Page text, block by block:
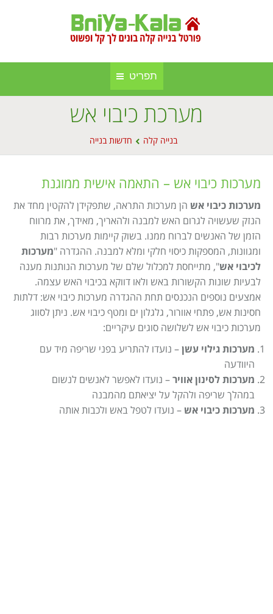
תפריט
בניה קלה
בנייה באלומיניום
בנייה בעץ
גינה וחוץ
מאמרים
צור קשר
חברות בנייה קלה ומתועשת
אינדקס אתרים
מפת אתר
תקנון אתר
Israel construction
הוסף עסק
מדיניות עוגיות
מדיניות הפרטיות
footer
מערכת כיבוי אש
בנייה קלה חדשות בנייה
מערכות כיבוי אש – התאמה אישית ממוגנת
מערכות כיבוי אש הן מערכות התראה, שתפקידן להקטין מחד את
הנזק שעשויה לגרום האש למבנה ולהאריך, מאידך, את מרווח
הזמן של האנשים לברוח ממנו. בשוק קיימות מערכות רבות
ומגוונות, המספקות כיסוי חלקי ומלא למבנה. ההגדרה "מערכות
לכיבוי אש", מתייחסת למכלול שלם של מערכות הנותנות מענה
לבעיות שונות הקשורות באש ולאו דווקא בכיבוי האש עצמה.
אמצעים נוספים הנכנסים תחת ההגדרה מערכות כיבוי אש: דלתות
חסינות אש, פתחי אוורור, גלגלון ים ומטף כיבוי אש. ניתן לסווג
מערכות כיבוי אש לשלושה סוגים עיקריים:
מערכות גילוי עשן – נועדו להתריע בפני שריפה מיד עם
היוודעה
מערכות לסינון אוויר – נועדו לאפשר לאנשים לנשום
במהלך שריפה ולהקל על יציאתם מהמבנה
מערכות כיבוי אש – נועדו לטפל באש ולכבות אותה